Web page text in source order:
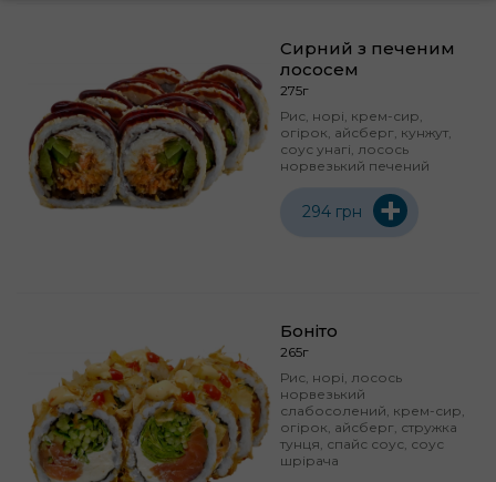
Сирний з печеним
лососем
275г
Рис, норі, крем-сир,
огірок, айсберг, кунжут,
соус унагі, лосось
норвезький печений
294 грн +
Боніто
265г
Рис, норі, лосось
норвезький
слабосолений, крем-сир,
огірок, айсберг, стружка
тунця, спайс соус, соус
шрірача